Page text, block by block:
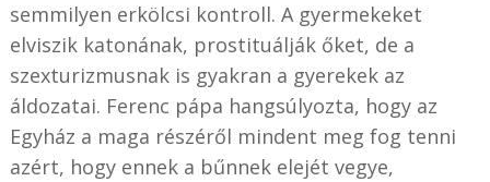
semmilyen erkölcsi kontroll. A gyermekeket
elviszik katonának, prostituálják őket, de a
szexturizmusnak is gyakran a gyerekek az
áldozatai. Ferenc pápa hangsúlyozta, hogy az
Egyház a maga részéről mindent meg fog tenni
azért, hogy ennek a bűnnek elejét vegye,